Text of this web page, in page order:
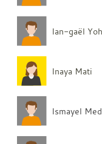
Ian-gaël Yoh
Inaya Mati
Ismayel